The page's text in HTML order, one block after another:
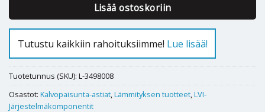
Lisää ostoskoriin
Tutustu kaikkiin rahoituksiimme! Lue lisää!
Tuotetunnus (SKU): L-3498008
Osastot: Kalvopaisunta-astiat,Lämmityksen tuotteet,LVI-
Järjestelmäkomponentit